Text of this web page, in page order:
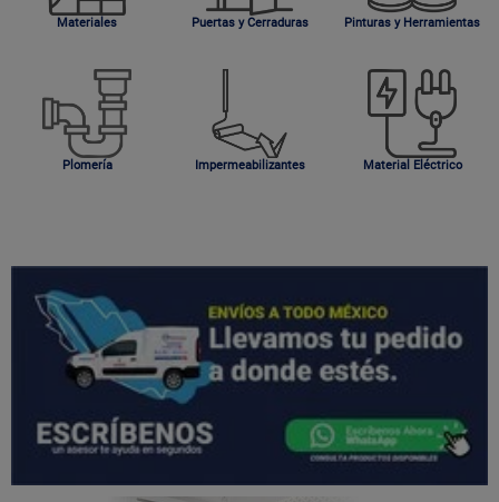
Materiales Puertas y Cerraduras Pinturas y Herramientas
Plomería Impermeabilizantes Material Eléctrico